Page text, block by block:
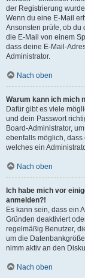
der Registrierung
Wenn du eine E-Mail
Ansonsten prüfe, ob du
die E-Mail von einem
dass deine E-Mail-
Administrator.
Nach oben
Warum kann ich mich
Dafür gibt es viele
und dein Passwort
Board-Administrator,
ebenfalls möglich,
welches ein
Nach oben
Ich habe mich vor
anmelden?!
Es kann sein, dass ein
Gründen deaktiviert
regelmäßig Benutzer,
um die
nimm aktiv an den
Nach oben